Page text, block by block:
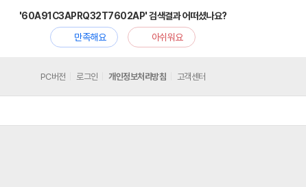
'60A91C3APRQ32T7602AP' 검색결과 어떠셨나요?
만족해요
아쉬워요
PC버전 로그인 개인정보처리방침 고객센터